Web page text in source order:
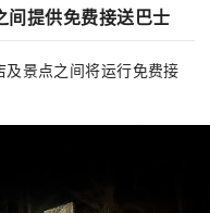
间提供免费接送巴士
景点之间将运行免费接